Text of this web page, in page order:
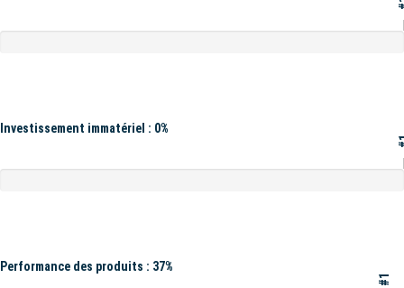
Investissement immatériel : 0%
Performance des produits : 37%
#1